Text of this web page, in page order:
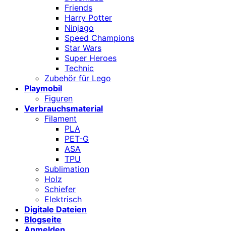
Friends
Harry Potter
Ninjago
Speed Champions
Star Wars
Super Heroes
Technic
Zubehör für Lego
Playmobil
Figuren
Verbrauchsmaterial
Filament
PLA
PET-G
ASA
TPU
Sublimation
Holz
Schiefer
Elektrisch
Digitale Dateien
Blogseite